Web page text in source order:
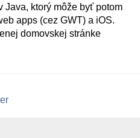
Java, ktorý môže byť potom
apps (cez GWT) a iOS.
domovskej stránke